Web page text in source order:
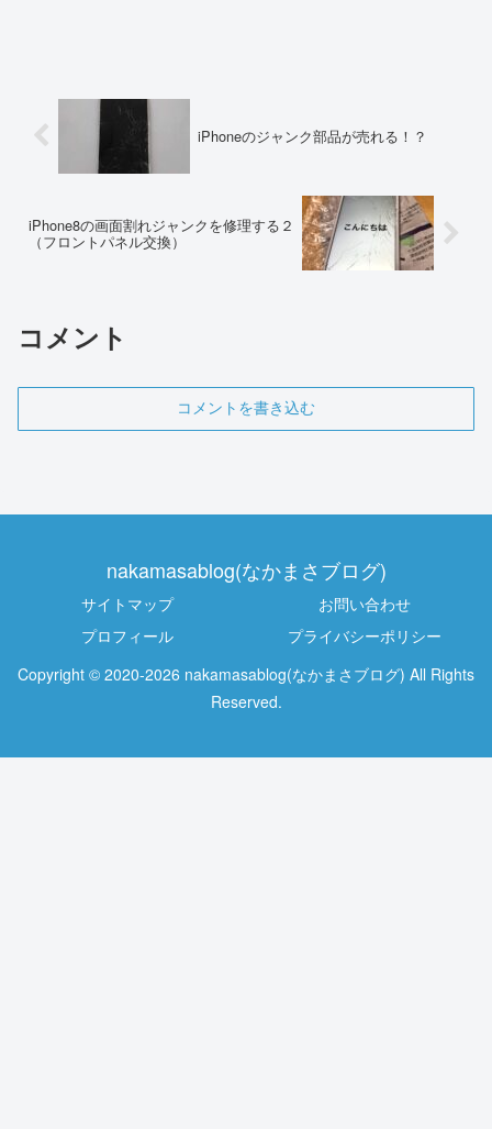
iPhoneのジャンク部品が売れる！？
iPhone8の画面割れジャンクを修理する２
（フロントパネル交換）
コメント
コメントを書き込む
nakamasablog(なかまさブログ)
サイトマップ
お問い合わせ
プロフィール
プライバシーポリシー
Copyright © 2020-2026 nakamasablog(なかまさブログ) All Rights
Reserved.